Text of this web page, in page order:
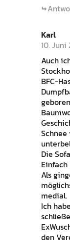
Karl
10. Juni
Auch
BFC-
Die
Als
medial.
Ich
den